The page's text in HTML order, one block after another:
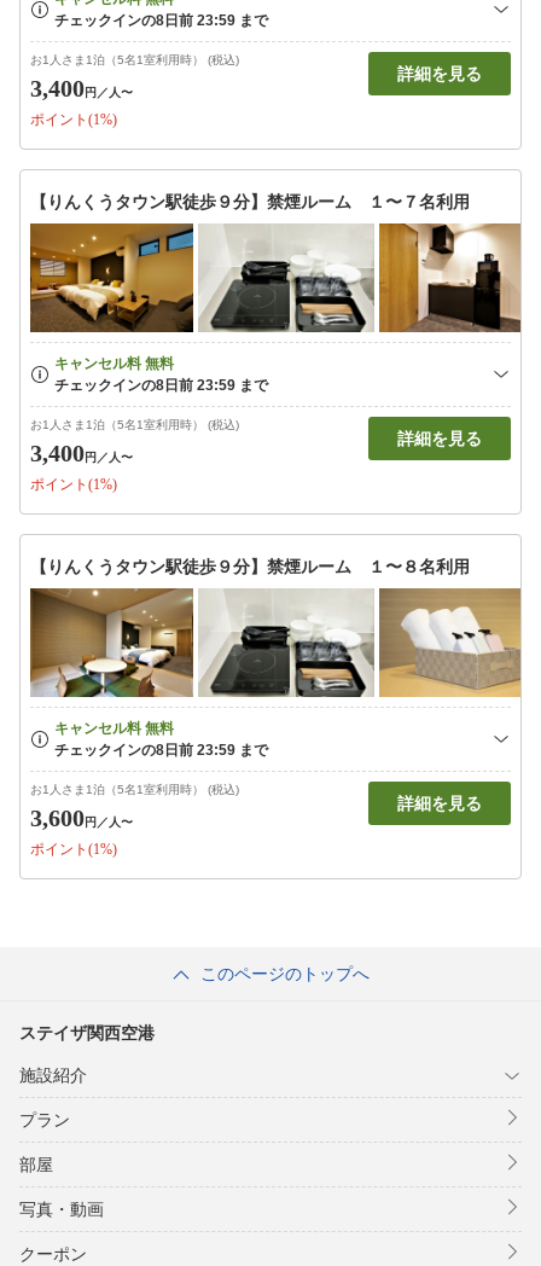
お1人さま1泊（5名1室利用時） (税込)
3,400円 ／人〜
ポイント(1%)
詳細を見る
【りんくうタウン駅徒歩９分】禁煙ルーム １〜７名利用
お1人さま1泊（5名1室利用時） (税込)
3,400円 ／人〜
ポイント(1%)
詳細を見る
【りんくうタウン駅徒歩９分】禁煙ルーム １〜８名利用
お1人さま1泊（5名1室利用時） (税込)
3,600円 ／人〜
ポイント(1%)
詳細を見る
このページのトップへ
ステイザ関西空港
施設紹介
プラン
部屋
写真・動画
クーポン